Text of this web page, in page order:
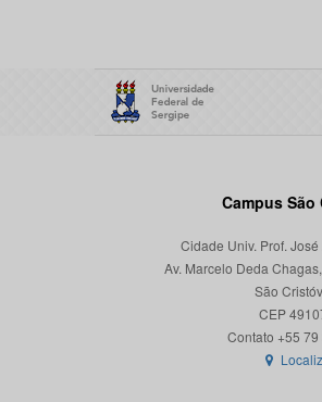
Campus São
Cidade Univ. Prof.
Av. Marcelo Deda
São
CEP